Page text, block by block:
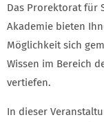
Das Prorektorat für
Akademie bieten
Möglichkeit sich
Wissen im Bereich
vertiefen.
In dieser